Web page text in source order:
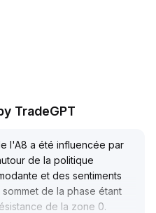
TradeGPT
l'A8 a été influencée par
de la politique
et des sentiments
de la phase étant
de la zone 0.